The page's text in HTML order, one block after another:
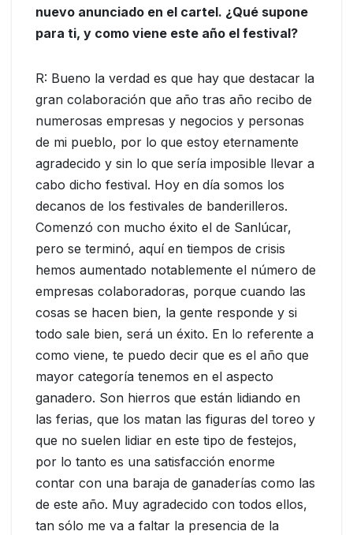
nuevo anunciado en el cartel. ¿Qué supone
para ti, y como viene este año el festival?
R: Bueno la verdad es que hay que destacar la
gran colaboración que año tras año recibo de
numerosas empresas y negocios y personas
de mi pueblo, por lo que estoy eternamente
agradecido y sin lo que sería imposible llevar a
cabo dicho festival. Hoy en día somos los
decanos de los festivales de banderilleros.
Comenzó con mucho éxito el de Sanlúcar,
pero se terminó, aquí en tiempos de crisis
hemos aumentado notablemente el número de
empresas colaboradoras, porque cuando las
cosas se hacen bien, la gente responde y si
todo sale bien, será un éxito. En lo referente a
como viene, te puedo decir que es el año que
mayor categoría tenemos en el aspecto
ganadero. Son hierros que están lidiando en
las ferias, que los matan las figuras del toreo y
que no suelen lidiar en este tipo de festejos,
por lo tanto es una satisfacción enorme
contar con una baraja de ganaderías como las
de este año. Muy agradecido con todos ellos,
tan sólo me va a faltar la presencia de la